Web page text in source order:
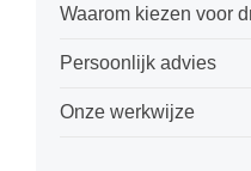
Waarom kiezen voor
Persoonlijk advies
Onze werkwijze